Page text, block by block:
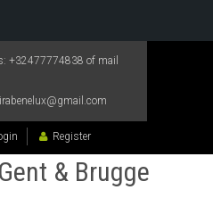
+32477774838 of mail
Register
& Brugge